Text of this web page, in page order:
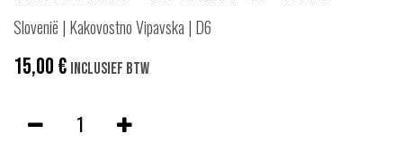
Slovenië | Kakovostno Vipavska | D6
15,00€ Inclusief btw